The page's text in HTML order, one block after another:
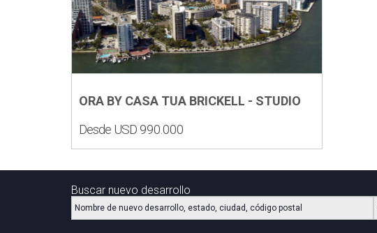
ORA BY CASA TUA BRICKELL - STUDIO
Desde USD 990.000
Buscar nuevo desarrollo
Ubicación